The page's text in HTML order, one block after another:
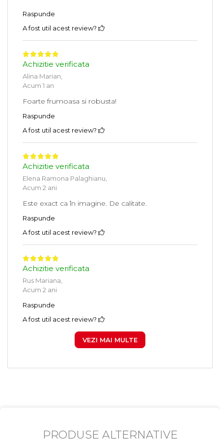
Raspunde
A fost util acest review?
Achizitie verificata
Alina Marian,
Acum 1 an
Foarte frumoasa si robusta!
Raspunde
A fost util acest review?
Achizitie verificata
Elena Ramona Palaghianu,
Acum 2 ani
Este exact ca în imagine. De calitate.
Raspunde
A fost util acest review?
Achizitie verificata
Rus Mariana,
Acum 2 ani
Raspunde
A fost util acest review?
VEZI MAI MULTE
PRODUSE ALTERNATIVE